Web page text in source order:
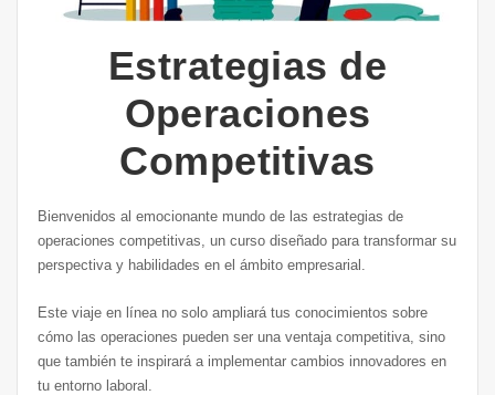
Estrategias de
Operaciones
Competitivas
Bienvenidos al emocionante mundo de las estrategias de
operaciones competitivas, un curso diseñado para transformar su
perspectiva y habilidades en el ámbito empresarial.
Este viaje en línea no solo ampliará tus conocimientos sobre
cómo las operaciones pueden ser una ventaja competitiva, sino
que también te inspirará a implementar cambios innovadores en
tu entorno laboral.